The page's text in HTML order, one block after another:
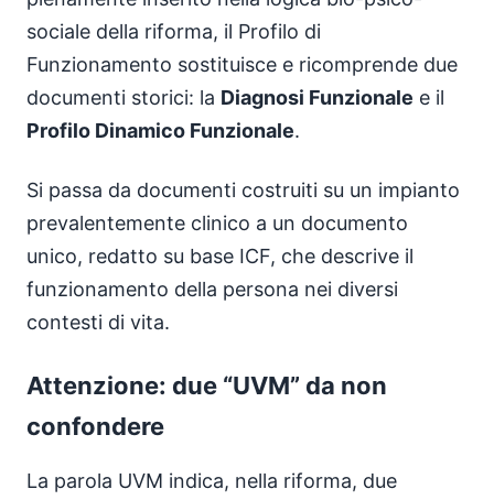
sociale della riforma, il Profilo di
Funzionamento sostituisce e ricomprende due
documenti storici: la Diagnosi Funzionale e il
Profilo Dinamico Funzionale.
Si passa da documenti costruiti su un impianto
prevalentemente clinico a un documento
unico, redatto su base ICF, che descrive il
funzionamento della persona nei diversi
contesti di vita.
Attenzione: due “UVM” da non
confondere
La parola UVM indica, nella riforma, due